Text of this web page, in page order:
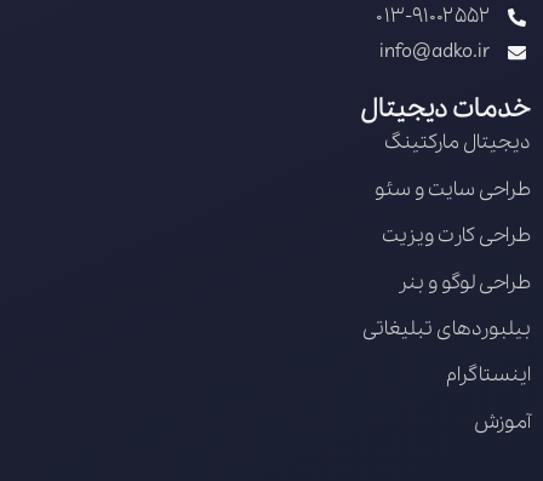
013-91002552
info@adko.ir
خدمات دیجیتال
دیجیتال مارکتینگ
طراحی سایت و سئو
طراحی کارت ویزیت
طراحی لوگو و بنر
بیلبوردهای تبلیغاتی
اینستاگرام
آموزش